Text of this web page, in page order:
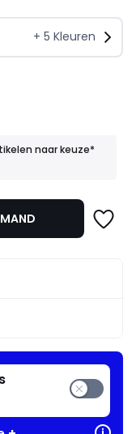
+ 5 Kleuren
naar keuze*